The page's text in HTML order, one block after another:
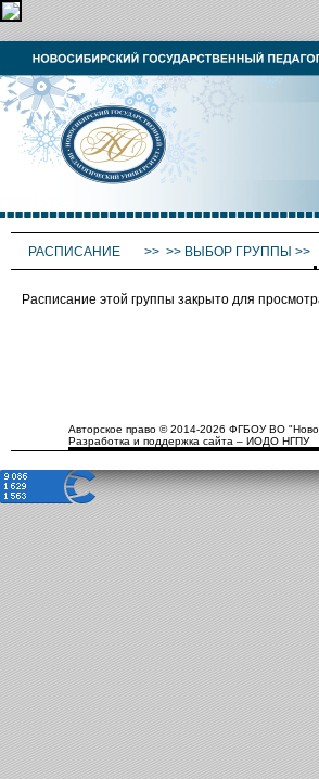
РАСПИСАНИЕ >> >> ВЫБОР ГРУППЫ >>
Расписание этой группы закрыто для
Авторское право © 2014-2026 ФГБОУ ВО
Разработка и поддержка сайта – ИОДО НГПУ